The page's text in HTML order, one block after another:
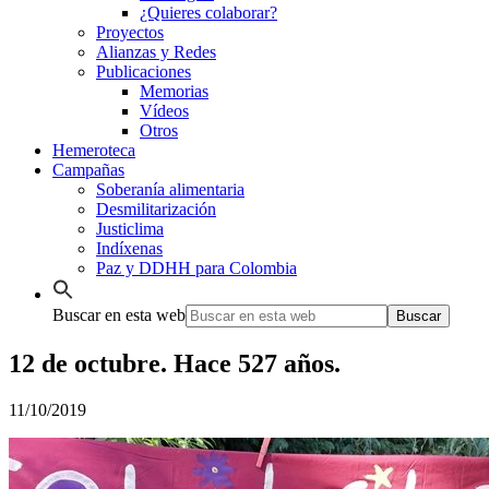
¿Quieres colaborar?
Proyectos
Alianzas y Redes
Publicaciones
Memorias
Vídeos
Otros
Hemeroteca
Campañas
Soberanía alimentaria
Desmilitarización
Justiclima
Indíxenas
Paz y DDHH para Colombia
Buscar en esta web
12 de octubre. Hace 527 años.
11/10/2019